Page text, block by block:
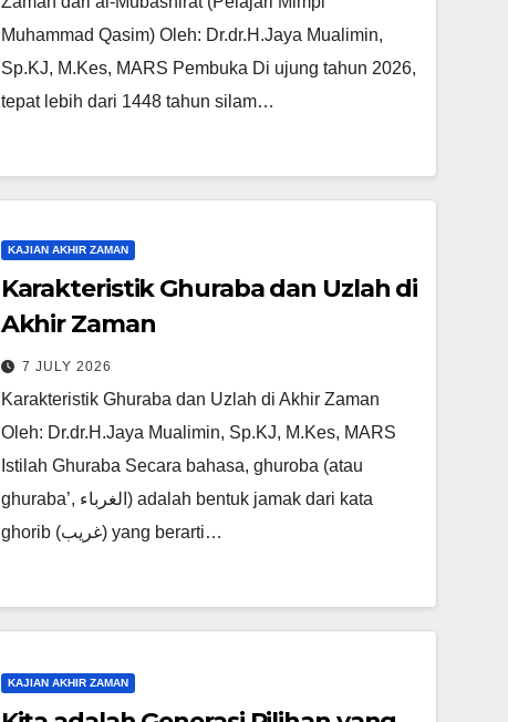
Muhammad Qasim) Oleh: Dr.dr.H.Jaya Mualimin,
Sp.KJ, M.Kes, MARS Pembuka Di ujung tahun 2026,
tepat lebih dari 1448 tahun silam…
KAJIAN AKHIR ZAMAN
Karakteristik Ghuraba dan Uzlah di
Akhir Zaman
7 JULY 2026
Karakteristik Ghuraba dan Uzlah di Akhir Zaman
Oleh: Dr.dr.H.Jaya Mualimin, Sp.KJ, M.Kes, MARS
Istilah Ghuraba Secara bahasa, ghuroba (atau
ghuraba’, الغرباء) adalah bentuk jamak dari kata
ghorib (غريب) yang berarti…
KAJIAN AKHIR ZAMAN